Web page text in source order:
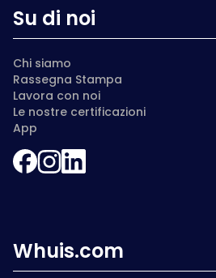
Su di noi
Chi siamo
Rassegna Stampa
Lavora con noi
Le nostre certificazioni
App
Whuis.com